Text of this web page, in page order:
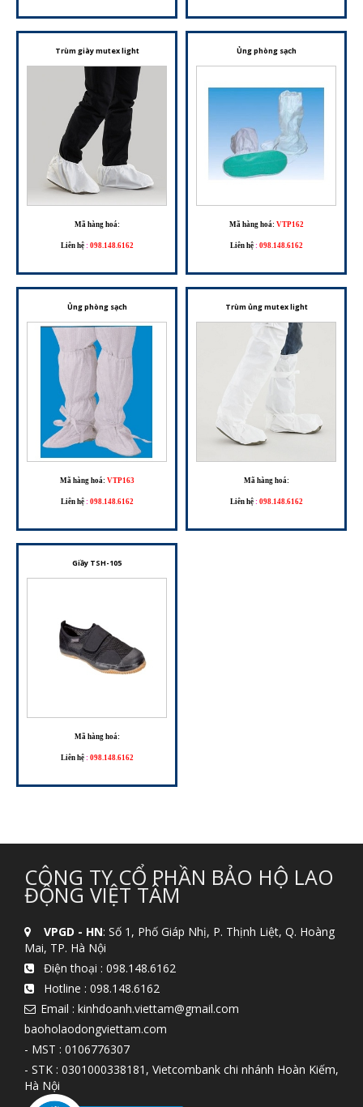
Trùm giày mutex light
Mã hàng hoá:
Liên hệ : 098.148.6162
Ủng phòng sạch
Mã hàng hoá: VTP162
Liên hệ : 098.148.6162
Ủng phòng sạch
Mã hàng hoá: VTP163
Liên hệ : 098.148.6162
Trùm ủng mutex light
Mã hàng hoá:
Liên hệ : 098.148.6162
Giầy TSH-105
Mã hàng hoá:
Liên hệ : 098.148.6162
CÔNG TY CỔ PHẦN BẢO HỘ LAO
ĐỘNG VIỆT TÂM
VPGD - HN: Số 1, Phố Giáp Nhị, P. Thịnh Liệt, Q. Hoàng
Mai, TP. Hà Nội
Điện thoại : 098.148.6162
Hotline : 098.148.6162
Email : kinhdoanh.viettam@gmail.com
baoholaodongviettam.com
- MST : 0106776307
- STK : 0301000338181, Vietcombank chi nhánh Hoàn Kiếm,
Hà Nội